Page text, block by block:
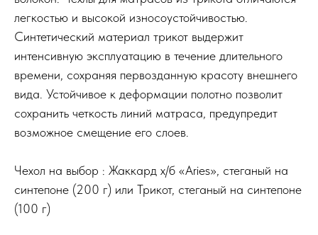
легкостью и высокой износоустойчивостью.
Синтетический материал трикот выдержит
интенсивную эксплуатацию в течение длительного
времени, сохраняя первозданную красоту внешнего
вида. Устойчивое к деформации полотно позволит
сохранить четкость линий матраса, предупредит
возможное смещение его слоев.
Чехол на выбор : Жаккард х/б «Aries», стеганый на
синтепоне (200 г) или Трикот, стеганый на синтепоне
(100 г)